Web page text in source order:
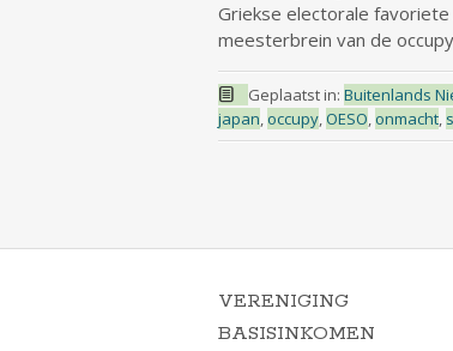
Griekse electorale
meesterbrein van de
Geplaatst in: Buitenlands
japan, occupy, OESO, onmacht,
VERENIGING
BASISINKOMEN